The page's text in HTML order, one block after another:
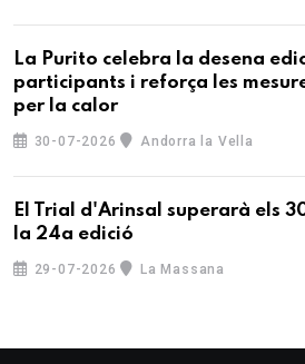
La Purito celebra la desena
participants i reforça les
per la calor
30-07-2026 Andorra la Vella
El Trial d'Arinsal superarà els
la 24a edició
29-07-2026 La Massana